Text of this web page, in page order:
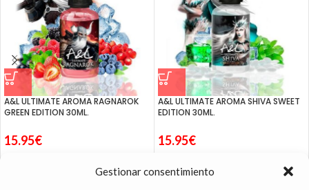
Gestionar consentimiento
A&L ULTIMATE AROMA RAGNAROK
GREEN EDITION 30ML.
15.95€
A&L ULTIMATE AROMA SHIVA SWEET
EDITION 30ML.
15.95€